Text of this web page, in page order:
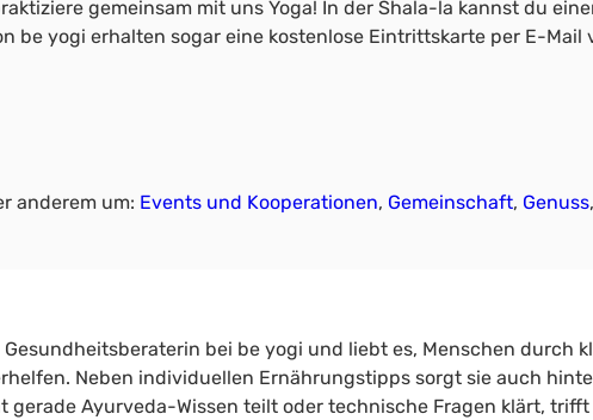
gemeinsam mit uns Yoga! In der Shala-la kannst du
be yogi erhalten sogar eine kostenlose Eintrittskarte per E-
anderem um: Events und Kooperationen, Gemeinschaft, Genuss,
bei be yogi und liebt es, Menschen durch
Neben individuellen Ernährungstipps sorgt sie auch
Ayurveda-Wissen teilt oder technische Fragen klärt,